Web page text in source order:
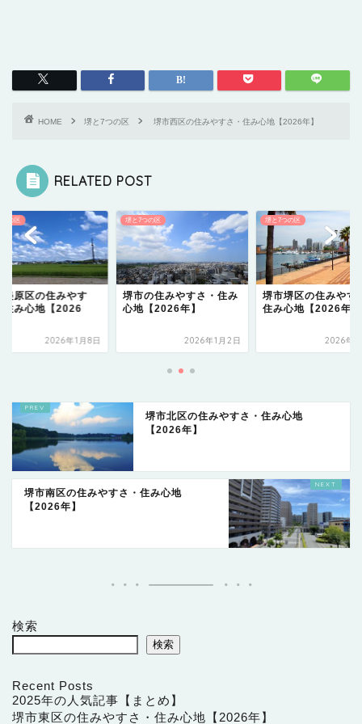
HOME 堺と7つの区 堺市西区の住みやすさ・住み心地【2026年】
RELATED POST
の区
美原区の住みやす
住み心地【2026
2026年1月8日
堺と7つの区
堺市の住みやすさ・住み
心地【2026年】
2026年1月2日
堺と7つの区
堺市堺区の住みやす
住み心地【2026年】
2026年1
堺市北区の住みやすさ・住み心地
【2026年】
堺市南区の住みやすさ・住み心地
【2026年】
検索
検索
Recent Posts
2025年の人気記事【まとめ】
堺市東区の住みやすさ・住み心地【2026年】